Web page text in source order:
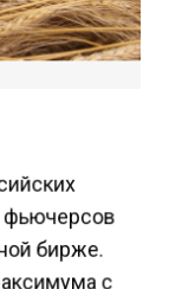
фьючерсов
бирже.
с